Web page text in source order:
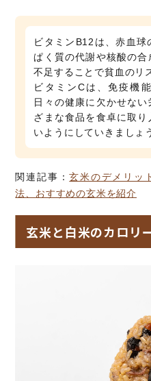
ビタミンB12は、赤血
ぱく質の代謝や核酸の合
不足することで貧血のリ
ビタミンCは、免疫機
日々の健康に欠かせな
ざまな食品を食卓に取
いようにしていきましょ
関連記事：玄米のデメリッ
法、おすすめの玄米を紹介
玄米と白米のカロリ